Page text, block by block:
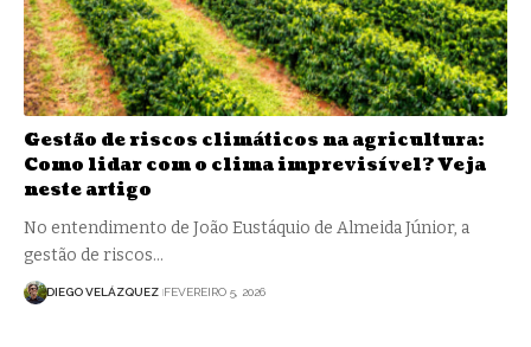
Gestão de riscos climáticos na agricultura:
Como lidar com o clima imprevisível? Veja
neste artigo
No entendimento de João Eustáquio de Almeida Júnior, a
gestão de riscos…
DIEGO VELÁZQUEZ FEVEREIRO 5, 2026